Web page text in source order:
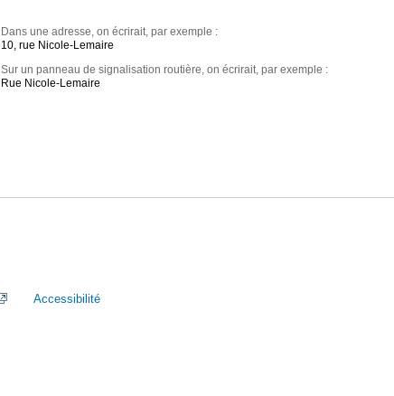
Dans une adresse, on écrirait, par exemple :
10, rue Nicole-Lemaire
Sur un panneau de signalisation routière, on écrirait, par exemple :
Rue Nicole-Lemaire
Accessibilité